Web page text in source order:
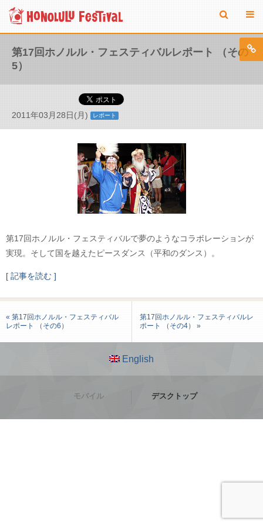
第17回ホノルル・フェスティバルレポート （その
5）
2011年03月28日(月) レポート
第17回ホノルル・フェスティバルで夢のようなコラボレーションが
実現。そして国を越えたピースダンス（平和のダンス）。
[ 記事を読む ]
« 第17回ホノルル・フェスティバル
レポート （その6）
第17回ホノルル・フェスティバルレ
ポート （その4） »
English
モバイル デスクトップ